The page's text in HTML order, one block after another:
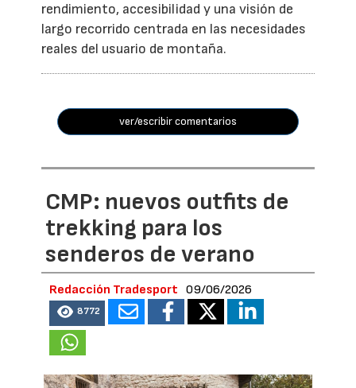
rendimiento, accesibilidad y una visión de
largo recorrido centrada en las necesidades
reales del usuario de montaña.
ver/escribir comentarios
CMP: nuevos outfits de
trekking para los
senderos de verano
Redacción Tradesport 09/06/2026
8772